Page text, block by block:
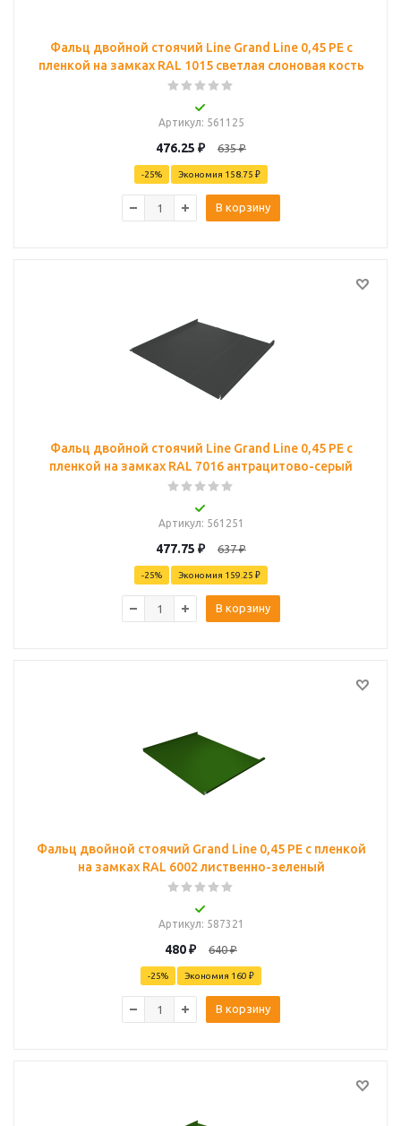
Фальц двойной стоячий Line Grand Line 0,45 PE с
пленкой на замках RAL 1015 светлая слоновая кость
Артикул: 561125
476.25 ₽ 635₽
-25% Экономия 158.75 ₽
В корзину
Фальц двойной стоячий Line Grand Line 0,45 PE с
пленкой на замках RAL 7016 антрацитово-серый
Артикул: 561251
477.75 ₽ 637₽
-25% Экономия 159.25 ₽
В корзину
Фальц двойной стоячий Grand Line 0,45 PE с пленкой
на замках RAL 6002 лиственно-зеленый
Артикул: 587321
480₽ 640₽
-25% Экономия 160 ₽
В корзину